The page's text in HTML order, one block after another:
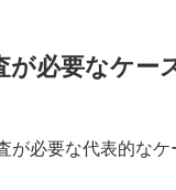
が必要なケー
が必要な代表的な